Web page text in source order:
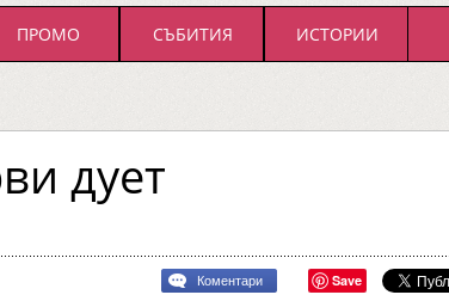
ПРОМО СЪБИТИЯ ИСТОРИИ
дует
Коментари Save